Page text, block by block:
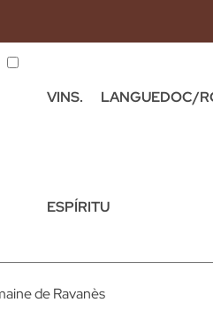
VINS. LANGUEDOC/
ESPÍRITU
de Ravanès